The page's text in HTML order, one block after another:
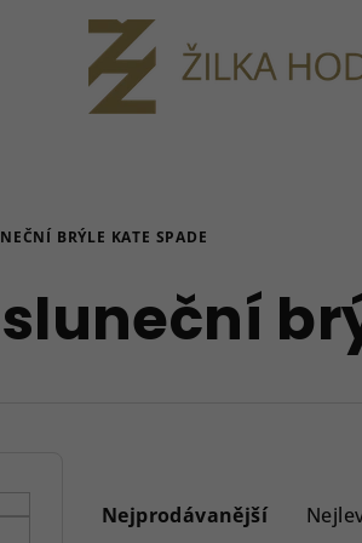
BRÝLE KATE SPADE
a
Nejprodávanější